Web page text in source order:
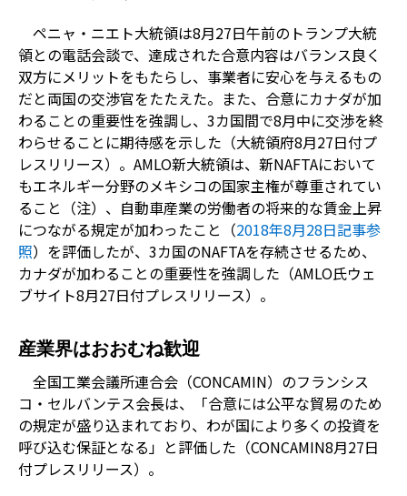
ペニャ・ニエト大統領は8月27日午前のトランプ大統
領との電話会談で、達成された合意内容はバランス良く
双方にメリットをもたらし、事業者に安心を与えるもの
だと両国の交渉官をたたえた。また、合意にカナダが加
わることの重要性を強調し、3カ国間で8月中に交渉を終
わらせることに期待感を示した（大統領府8月27日付プ
レスリリース）。AMLO新大統領は、新NAFTAにおいて
もエネルギー分野のメキシコの国家主権が尊重されてい
ること（注）、自動車産業の労働者の将来的な賃金上昇
につながる規定が加わったこと（2018年8月28日記事参
照）を評価したが、3カ国のNAFTAを存続させるため、
カナダが加わることの重要性を強調した（AMLO氏ウェ
ブサイト8月27日付プレスリリース）。
産業界はおおむね歓迎
全国工業会議所連合会（CONCAMIN）のフランシス
コ・セルバンテス会長は、「合意には公平な貿易のため
の規定が盛り込まれており、わが国により多くの投資を
呼び込む保証となる」と評価した（CONCAMIN8月27日
付プレスリリース）。